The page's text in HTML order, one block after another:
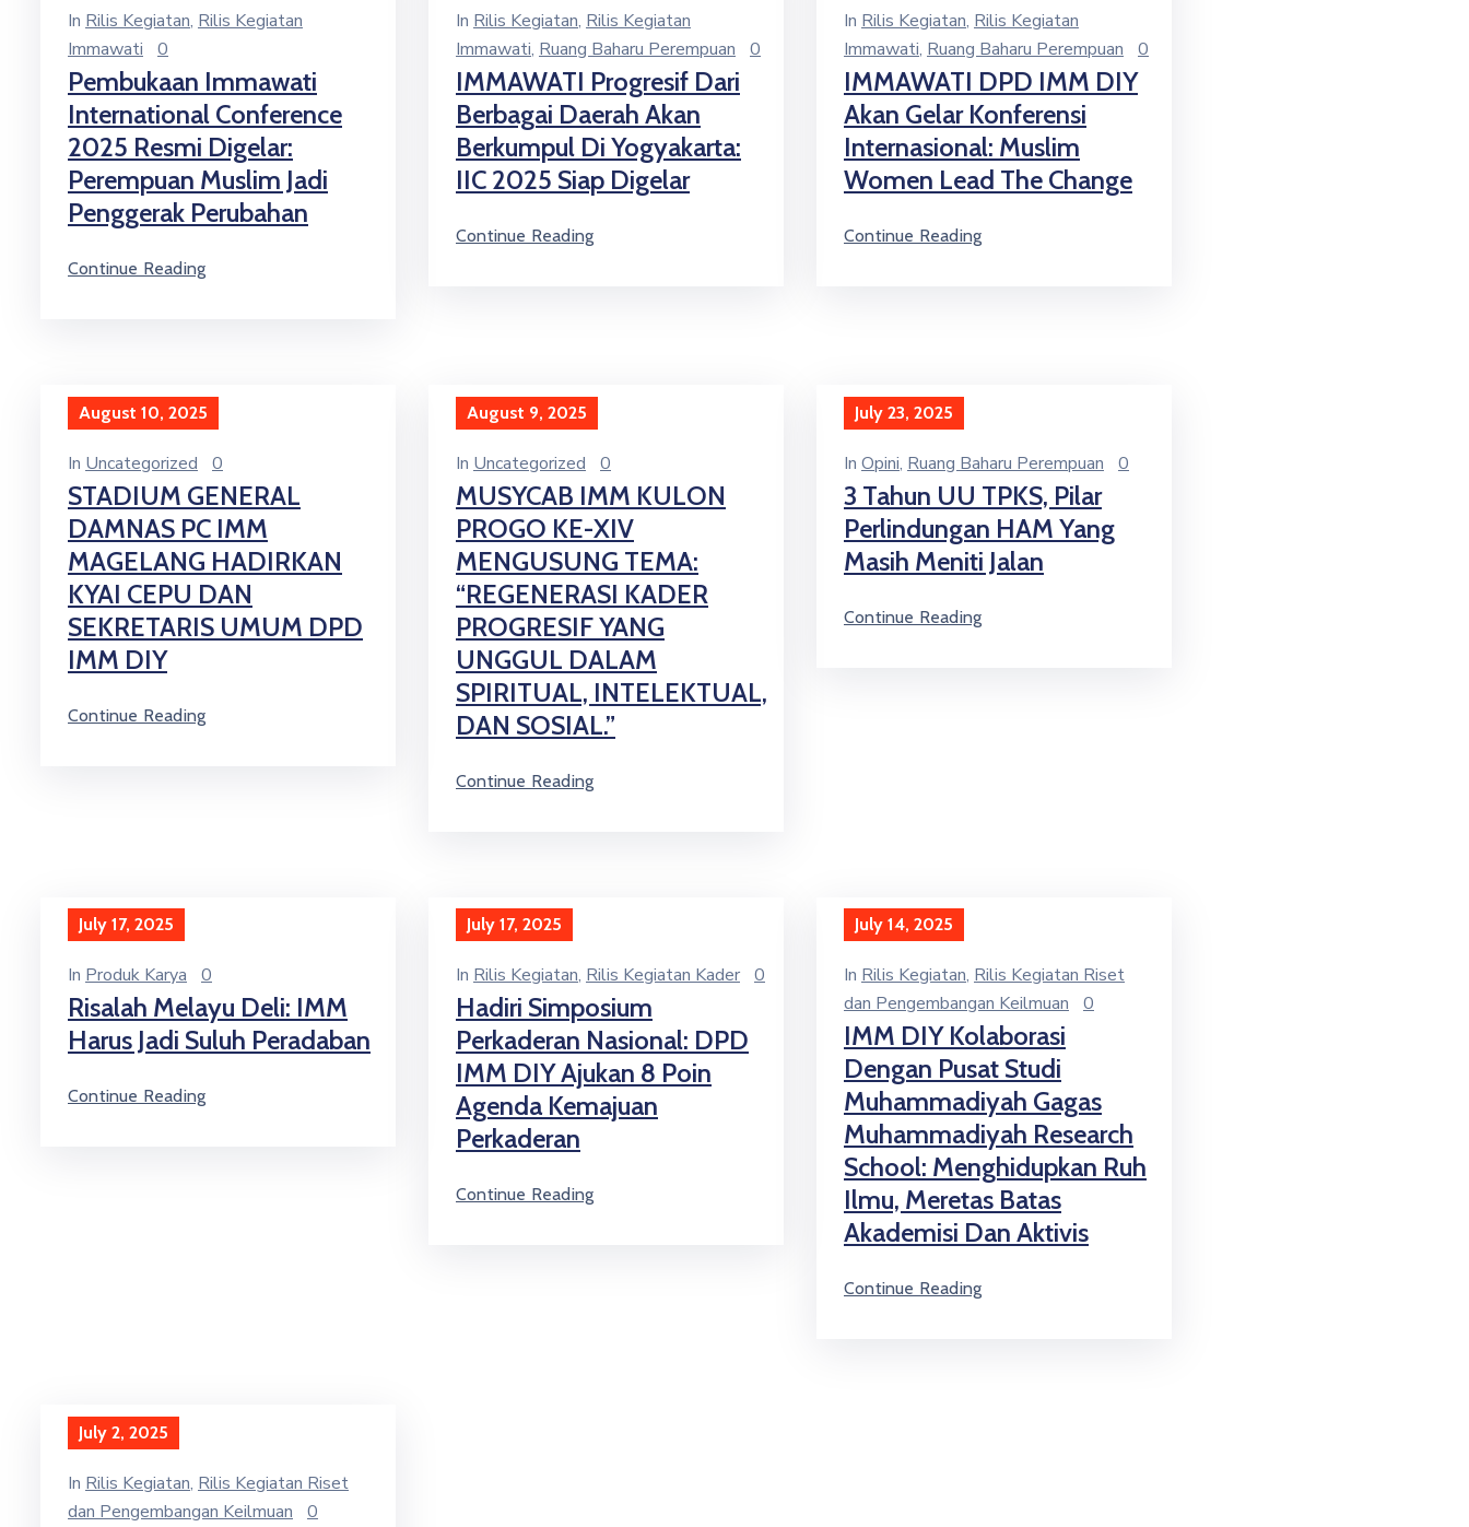
In Rilis Kegiatan‚ Rilis Kegiatan
Immawati
0
Pembukaan Immawati
International Conference
2025 Resmi Digelar:
Perempuan Muslim Jadi
Penggerak Perubahan
Continue Reading
In Rilis Kegiatan‚ Rilis Kegiatan
Immawati‚ Ruang Baharu Perempuan 0
IMMAWATI Progresif Dari
Berbagai Daerah Akan
Berkumpul Di Yogyakarta:
IIC 2025 Siap Digelar
Continue Reading
In Rilis Kegiatan‚ Rilis Kegiatan
Immawati‚ Ruang Baharu Perempuan 0
IMMAWATI DPD IMM DIY
Akan Gelar Konferensi
Internasional: Muslim
Women Lead The Change
Continue Reading
August 10, 2025
In Uncategorized 0
STADIUM GENERAL
DAMNAS PC IMM
MAGELANG HADIRKAN
KYAI CEPU DAN
SEKRETARIS UMUM DPD
IMM DIY
Continue Reading
August 9, 2025
In Uncategorized 0
MUSYCAB IMM KULON
PROGO KE-XIV
MENGUSUNG TEMA:
“REGENERASI KADER
PROGRESIF YANG
UNGGUL DALAM
SPIRITUAL, INTELEKTUAL,
DAN SOSIAL.”
Continue Reading
July 23, 2025
In Opini‚ Ruang Baharu Perempuan 0
3 Tahun UU TPKS, Pilar
Perlindungan HAM Yang
Masih Meniti Jalan
Continue Reading
July 17, 2025
In Produk Karya 0
Risalah Melayu Deli: IMM
Harus Jadi Suluh Peradaban
Continue Reading
July 17, 2025
In Rilis Kegiatan‚ Rilis Kegiatan Kader 0
Hadiri Simposium
Perkaderan Nasional: DPD
IMM DIY Ajukan 8 Poin
Agenda Kemajuan
Perkaderan
Continue Reading
July 14, 2025
In Rilis Kegiatan‚ Rilis Kegiatan Riset
dan Pengembangan Keilmuan 0
IMM DIY Kolaborasi
Dengan Pusat Studi
Muhammadiyah Gagas
Muhammadiyah Research
School: Menghidupkan Ruh
Ilmu, Meretas Batas
Akademisi Dan Aktivis
Continue Reading
July 2, 2025
In Rilis Kegiatan‚ Rilis Kegiatan Riset
dan Pengembangan Keilmuan
0